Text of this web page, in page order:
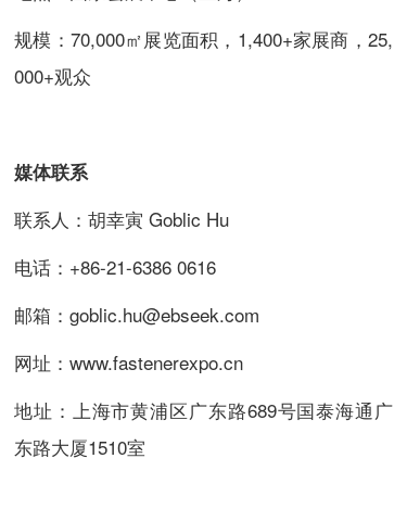
规模：70,000㎡展览面积，1,400+家展商，25,
000+观众
媒体联系
联系人：胡幸寅 Goblic Hu
电话：+86-21-6386 0616
邮箱： goblic.hu@ebseek.com
网址：www.fastenerexpo.cn
地址：上海市黄浦区广东路689号国泰海通广
东路大厦1510室